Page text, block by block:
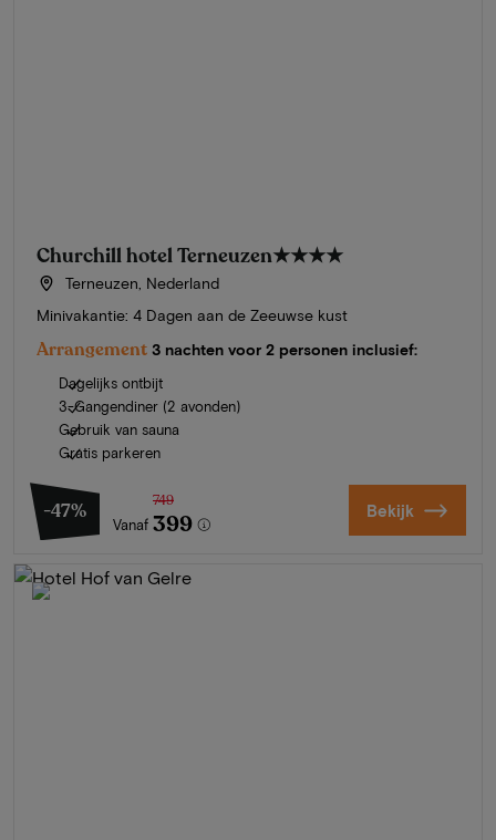
Churchill hotel Terneuzen★★★★
Terneuzen, Nederland
Minivakantie: 4 Dagen aan de Zeeuwse kust
Arrangement 3 nachten voor 2 personen inclusief:
Dagelijks ontbijt
3-Gangendiner (2 avonden)
Gebruik van sauna
Gratis parkeren
-47%
Vanaf
749
399 Bekijk